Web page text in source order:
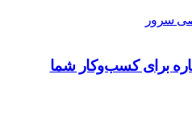
سرور
برای کسب‌وکار شما